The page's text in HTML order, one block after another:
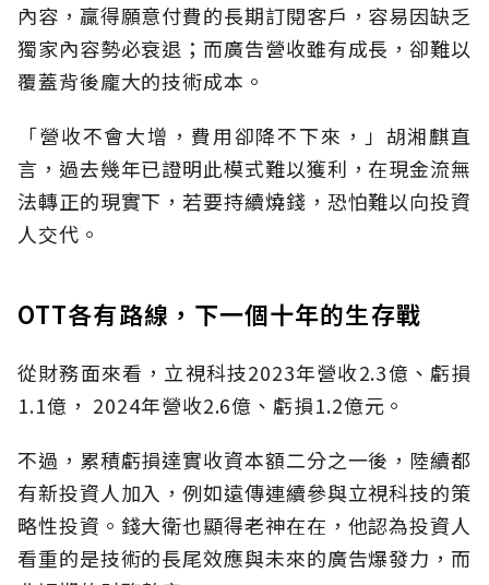
內容，贏得願意付費的長期訂閱客戶，容易因缺乏
獨家內容勢必衰退；而廣告營收雖有成長，卻難以
覆蓋背後龐大的技術成本。
「營收不會大增，費用卻降不下來，」胡湘麒直
言，過去幾年已證明此模式難以獲利，在現金流無
法轉正的現實下，若要持續燒錢，恐怕難以向投資
人交代。
OTT各有路線，下一個十年的生存戰
從財務面來看，立視科技2023年營收2.3億、虧損
1.1億， 2024年營收2.6億、虧損1.2億元。
不過，累積虧損達實收資本額二分之一後，陸續都
有新投資人加入，例如遠傳連續參與立視科技的策
略性投資。錢大衛也顯得老神在在，他認為投資人
看重的是技術的長尾效應與未來的廣告爆發力，而